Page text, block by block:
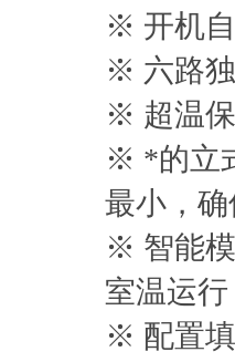
※ 开机
※ 六路
※ 超温
※ *的立
最小，
※ 智能
室温运
※ 配置